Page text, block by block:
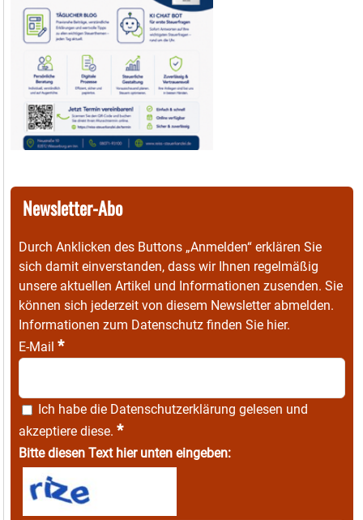
Newsletter-Abo
Durch Anklicken des Buttons „Anmelden“ erklären Sie
sich damit einverstanden, dass wir Ihnen regelmäßig
unsere aktuellen Artikel und Informationen zusenden. Sie
können sich jederzeit von diesem Newsletter abmelden.
Informationen zum Datenschutz finden Sie hier.
E-Mail *
Ich habe die Datenschutzerklärung gelesen und
akzeptiere diese. *
Bitte diesen Text hier unten eingeben: